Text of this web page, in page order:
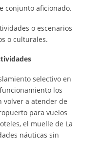
conjunto aficionado.
o escenarios
o culturales.
selectivo en
los
volver a atender de
para vuelos
el muelle de La
náuticas sin